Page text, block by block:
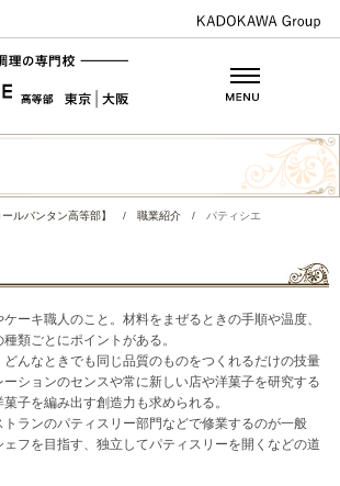
ルバンタン高等部】 / 職業紹介 / パティシエ
ーキ職人のこと。材料をまぜるときの手順や温度、
類ごとにポイントがある。
んなときでも同じ品質のものをつくれるだけの技量
ションのセンスや常に新しい店や洋菓子を研究する
子を編み出す創造力も求められる。
ランのパティスリー部門などで修業するのが一般
フを目指す、独立してパティスリーを開くなどの道